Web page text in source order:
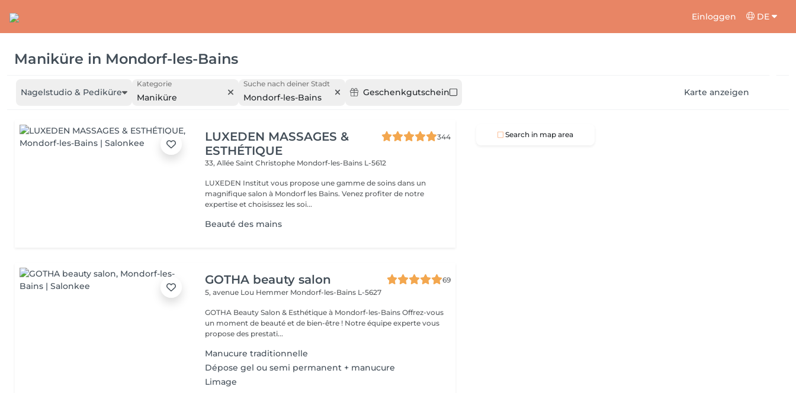
Einloggen DE
Maniküre in Mondorf-les-Bains
Nagelstudio & Pediküre
Kategorie
Maniküre
Suche nach deiner Stadt
Mondorf-les-Bains Geschenkgutschein Karte anzeigen
LUXEDEN MASSAGES &
ESTHÉTIQUE
344
33, Allée Saint Christophe Mondorf-les-Bains L-5612
LUXEDEN Institut vous propose une gamme de soins dans un
magnifique salon à Mondorf les Bains. Venez profiter de notre
expertise et choisissez les soi...
Beauté des mains
GOTHA beauty salon
69
5, avenue Lou Hemmer Mondorf-les-Bains L-5627
GOTHA Beauty Salon & Esthétique à Mondorf-les-Bains Offrez-vous
un moment de beauté et de bien-être ! Notre équipe experte vous
propose des prestati...
Manucure traditionnelle
Dépose gel ou semi permanent + manucure
Limage
Search in map area